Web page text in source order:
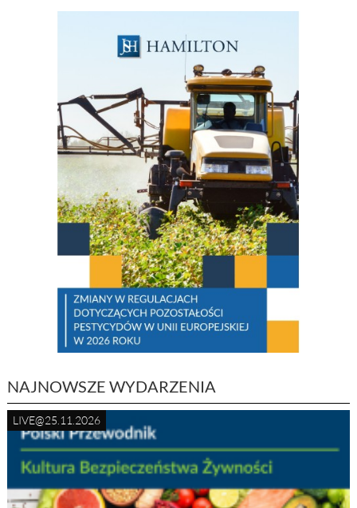
NAJNOWSZE WYDARZENIA
LIVE@25.11.2026